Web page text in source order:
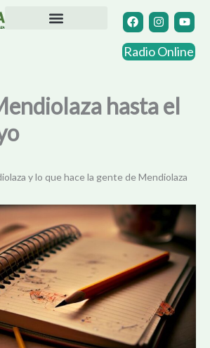
F
a
c
e
b
I
n
s
t
a
m
Y
o
u
t
u
Radio Online
hasta el
y lo que hace la gente de Mendiolaza